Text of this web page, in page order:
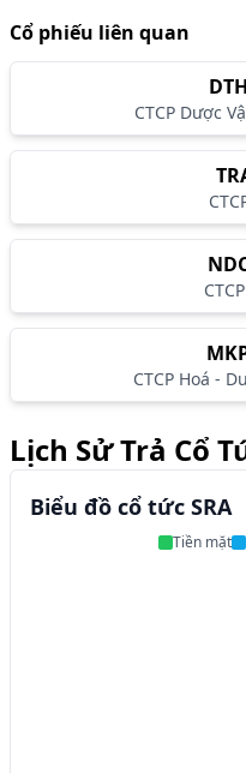
Cổ phiếu liên quan
DTH
CTCP Dược
CTCP Hoá -
Lịch Sử Trả Cổ
Biểu đồ cổ tức SRA
Tiền mặt